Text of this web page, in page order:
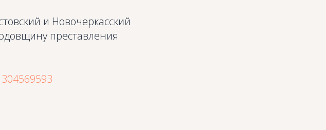
и Новочеркасский
преставления